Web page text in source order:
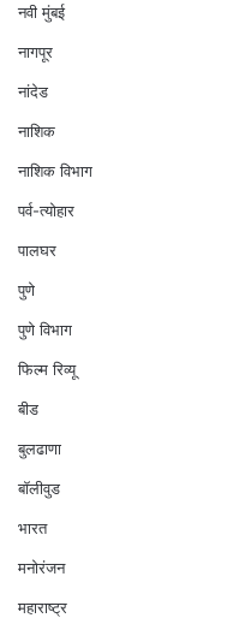
नवी मुंबई
नागपूर
नांदेड
नाशिक
नाशिक विभाग
पर्व-त्योहार
पालघर
पुणे
पुणे विभाग
फिल्म रिव्यू
बीड
बुलढाणा
बॉलीवुड
भारत
मनोरंजन
महाराष्ट्र